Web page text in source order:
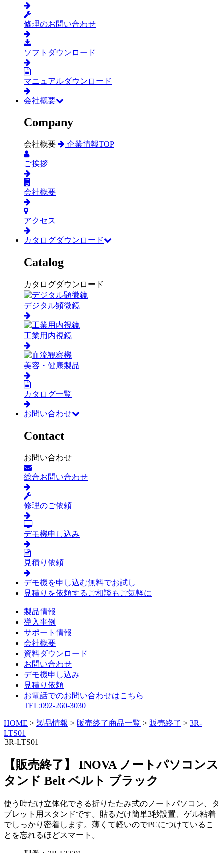
修理のお問い合わせ
ソフトダウンロード
マニュアルダウンロード
会社概要
Company
会社概要 企業情報TOP
ご挨拶
会社概要
アクセス
カタログダウンロード
Catalog
カタログダウンロード
デジタル顕微鏡
工業用内視鏡
美容・健康製品
カタログ一覧
お問い合わせ
Contact
お問い合わせ
総合お問い合わせ
修理のご依頼
デモ機申し込み
見積り依頼
デモ機を申し込む無料でお試し
見積りを依頼する ご相談もご気軽に
製品情報
導入事例
サポート情報
会社概要
資料ダウンロード
お問い合わせ
デモ機申し込み
見積り依頼
お電話でのお問い合わせはこちら
TEL:092-260-3030
HOME > 製品情報 > 販売終了商品一覧 > 販売終了 > 3R-
LTS01
3R-LTS01
【販売終了】 INOVA ノートパソコンス
タンド Belt ベルト ブラック
使う時だけ立体化できる折りたたみ式のノートパソコン、タ
ブレット用スタンドです。貼るだけ簡単3秒設置、ゲル粘着
でしっかり密着します。薄くて軽いのでPCにつけているこ
とを忘れるほどスマート。